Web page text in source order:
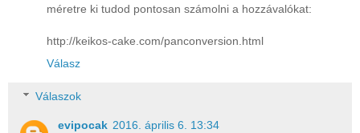
méretre ki tudod pontosan számolni a hozzávalókat:
http://keikos-cake.com/panconversion.html
Válasz
Válaszok
evipocak 2016. április 6. 13:34